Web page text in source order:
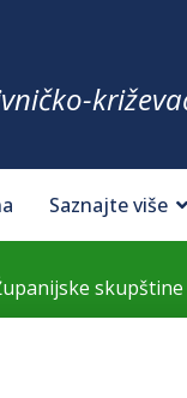
Saznajte više
skupštine